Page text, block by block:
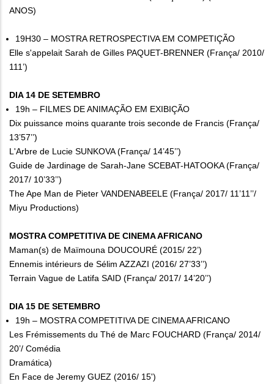
ANOS)
19H30 – MOSTRA RETROSPECTIVA EM COMPETIÇÃO
Elle s'appelait Sarah de Gilles PAQUET-BRENNER (França/ 2010/
111’)
DIA 14 DE SETEMBRO
19h – FILMES DE ANIMAÇÃO EM EXIBIÇÃO
Dix puissance moins quarante trois seconde de Francis (França/
13’57’’)
L'Arbre de Lucie SUNKOVA (França/ 14’45’’)
Guide de Jardinage de Sarah-Jane SCEBAT-HATOOKA (França/
2017/ 10’33’’)
The Ape Man de Pieter VANDENABEELE (França/ 2017/ 11’11’’/
Miyu Productions)
MOSTRA COMPETITIVA DE CINEMA AFRICANO
Maman(s) de Maïmouna DOUCOURÉ (2015/ 22’)
Ennemis intérieurs de Sélim AZZAZI (2016/ 27’33’’)
Terrain Vague de Latifa SAID (França/ 2017/ 14’20’’)
DIA 15 DE SETEMBRO
19h – MOSTRA COMPETITIVA DE CINEMA AFRICANO
Les Frémissements du Thé de Marc FOUCHARD (França/ 2014/
20’/ Comédia
Dramática)
En Face de Jeremy GUEZ (2016/ 15')